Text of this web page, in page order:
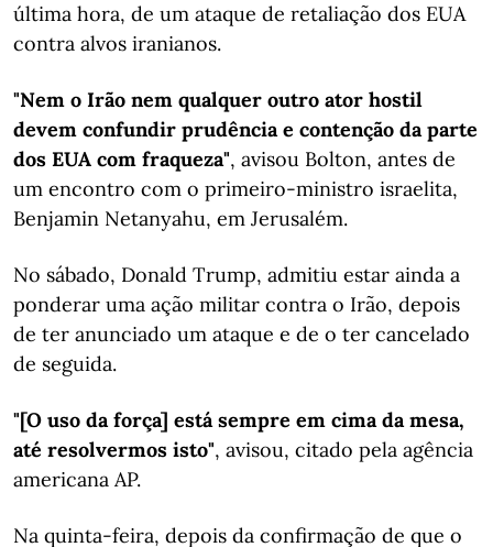
última hora, de um ataque de retaliação dos EUA
contra alvos iranianos.
"Nem o Irão nem qualquer outro ator hostil
devem confundir prudência e contenção da parte
dos EUA com fraqueza", avisou Bolton, antes de
um encontro com o primeiro-ministro israelita,
Benjamin Netanyahu, em Jerusalém.
No sábado, Donald Trump, admitiu estar ainda a
ponderar uma ação militar contra o Irão, depois
de ter anunciado um ataque e de o ter cancelado
de seguida.
"[O uso da força] está sempre em cima da mesa,
até resolvermos isto", avisou, citado pela agência
americana AP.
Na quinta-feira, depois da confirmação de que o